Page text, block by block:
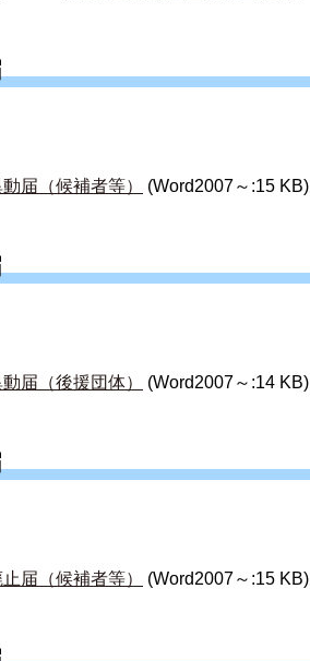
届（候補者等） (Word2007～:15 KB)
届（後援団体） (Word2007～:14 KB)
止届（候補者等） (Word2007～:15 KB)